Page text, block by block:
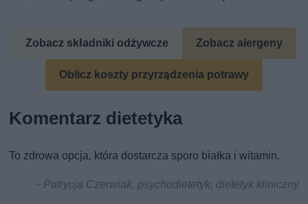
Zobacz składniki odżywcze Zobacz alergeny
Oblicz koszty przyrządzenia potrawy
Komentarz dietetyka
To zdrowa opcja, która dostarcza sporo białka i witamin.
~ Patrycja Czerwiak, psychodietetyk, dietetyk kliniczny